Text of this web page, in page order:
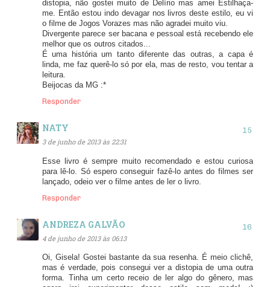
distopia, não gostei muito de Delírio mas amei Estilhaça-
me. Então estou indo devagar nos livros deste estilo, eu vi
o filme de Jogos Vorazes mas não agradei muito viu.
Divergente parece ser bacana e pessoal está recebendo ele
melhor que os outros citados...
É uma história um tanto diferente das outras, a capa é
linda, me faz querê-lo só por ela, mas de resto, vou tentar a
leitura.
Beijocas da MG :*
Responder
NATY
3 de junho de 2013 às 22:31
Esse livro é sempre muito recomendado e estou curiosa
para lê-lo. Só espero conseguir fazê-lo antes do filmes ser
lançado, odeio ver o filme antes de ler o livro.
Responder
ANDREZA GALVÃO
4 de junho de 2013 às 06:13
Oi, Gisela! Gostei bastante da sua resenha. É meio clichê,
mas é verdade, pois consegui ver a distopia de uma outra
forma. Tinha um certo receio de ler algo do gênero, mas